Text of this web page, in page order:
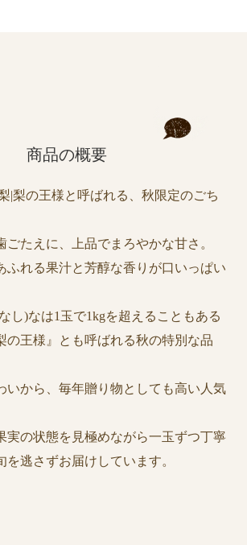
商品の概要
|梨の王様と呼ばれる、秋限定のごち
ごたえに、上品でまろやかな甘さ。
ふれる果汁と芳醇な香りが口いっぱい
し)なは1玉で1kgを超えることもある
の王様』とも呼ばれる秋の特別な品
いから、毎年贈り物としても高い人気
実の状態を見極めながら一玉ずつ丁寧
を逃さずお届けしています。